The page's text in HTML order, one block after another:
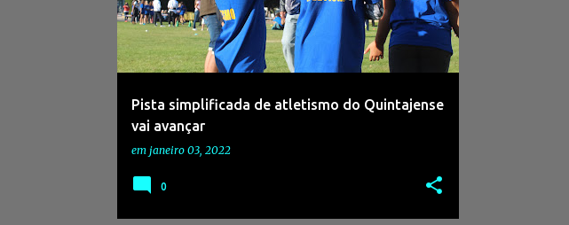
s
a
g
Pista simplificada de atletismo do Quintajense
vai avançar
em janeiro 03, 2022
0